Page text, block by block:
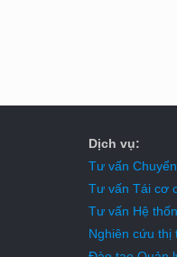
Dịch vụ:
Tư vấn
Tư vấn Tái cơ
Tư vấn Hệ
Nghiên cứu thị